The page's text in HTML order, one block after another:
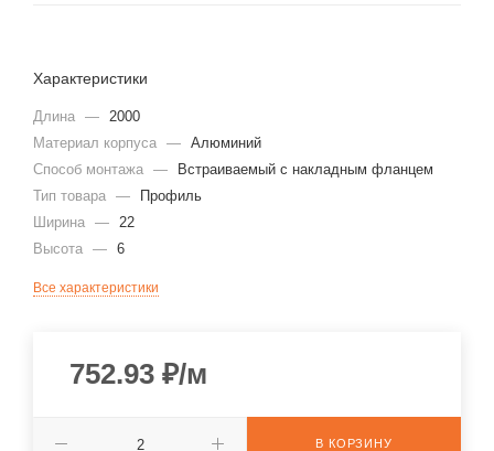
Характеристики
Длина — 2000
Материал корпуса — Алюминий
Способ монтажа —
Встраиваемый с накладным фланцем
Тип товара —
Профиль
Ширина — 22
Высота — 6
Все характеристики
752.93 ₽/м
В КОРЗИНУ